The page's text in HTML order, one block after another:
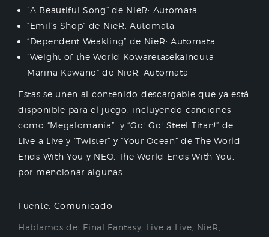
“A Beautiful Song” de NieR: Automata
“Emil’s Shop” de NieR: Automata
“Dependent Weakling” de NieR: Automata
“Weight of the World Kowaretasekainouta –
Marina Kawano” de NieR: Automata
Estas se unen al contenido descargable que ya está
disponible para el juego, incluyendo canciones
como “Megalomania” y “Go! Go! Steel Titan!” de
Live a Live y “Twister” y “Your Ocean” de The World
Ends With You y NEO: The World Ends With You,
por mencionar algunas.
Fuente: Comunicado
Hablamos de: Final Fantasy Live a Live NieR